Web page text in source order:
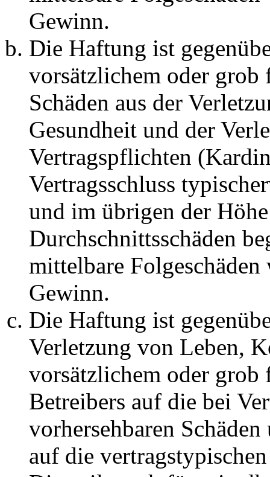
Gewinn.
Die Haftung ist
vorsätzlichem oder grob
Schäden aus der
Gesundheit und der
Vertragspflichten
Vertragsschluss
und im übrigen der
Durchschnittsschäden
mittelbare Folgeschäden
Gewinn.
Die Haftung ist
Verletzung von Leben,
vorsätzlichem oder grob
Betreibers auf die bei
vorhersehbaren
auf die